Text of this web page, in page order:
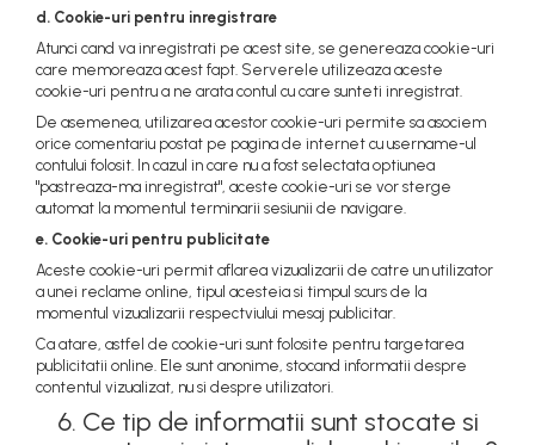
d. Cookie-uri pentru inregistrare
Atunci cand va inregistrati pe acest site, se genereaza cookie-uri
care memoreaza acest fapt. Serverele utilizeaza aceste
cookie-uri pentru a ne arata contul cu care sunteti inregistrat.
De asemenea, utilizarea acestor cookie-uri permite sa asociem
orice comentariu postat pe pagina de internet cu username-ul
contului folosit. In cazul in care nu a fost selectata optiunea
"pastreaza-ma inregistrat", aceste cookie-uri se vor sterge
automat la momentul terminarii sesiunii de navigare.
e. Cookie-uri pentru publicitate
Aceste cookie-uri permit aflarea vizualizarii de catre un utilizator
a unei reclame online, tipul acesteia si timpul scurs de la
momentul vizualizarii respectviului mesaj publicitar.
Ca atare, astfel de cookie-uri sunt folosite pentru targetarea
publicitatii online. Ele sunt anonime, stocand informatii despre
contentul vizualizat, nu si despre utilizatori.
6. Ce tip de informatii sunt stocate si